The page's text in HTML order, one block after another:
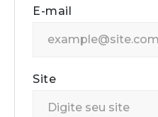
E-mail
Site